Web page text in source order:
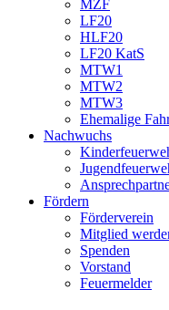
MZF
LF20
HLF20
LF20 KatS
MTW1
MTW2
MTW3
Ehemalige
Nachwuchs
Fördern
Förderverein
Mitglied
Spenden
Vorstand
Feuermelder